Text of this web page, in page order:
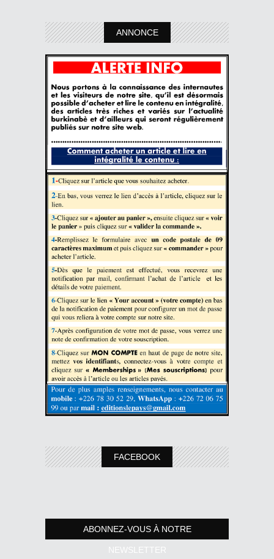
ANNONCE
FACEBOOK
ABONNEZ-VOUS À NOTRE
NEWSLETTER